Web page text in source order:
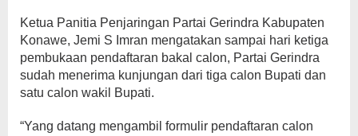
Ketua Panitia Penjaringan Partai Gerindra Kabupaten
Konawe, Jemi S Imran mengatakan sampai hari ketiga
pembukaan pendaftaran bakal calon, Partai Gerindra
sudah menerima kunjungan dari tiga calon Bupati dan
satu calon wakil Bupati.
“Yang datang mengambil formulir pendaftaran calon